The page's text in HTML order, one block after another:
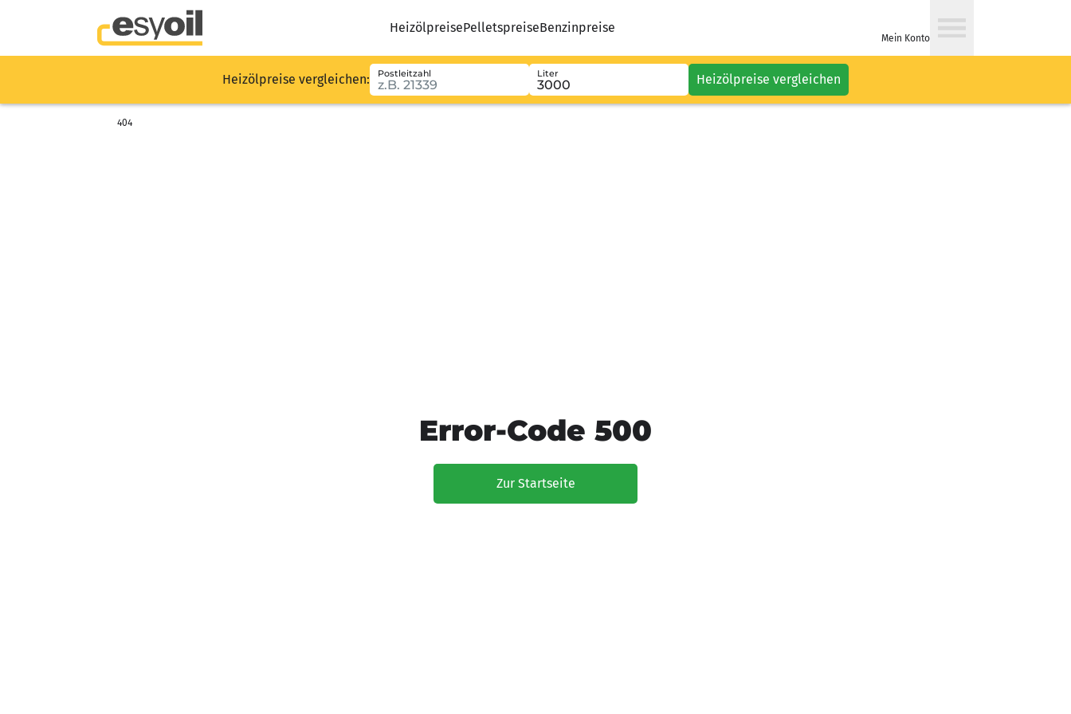
HeizölpreisePelletspreiseBenzinpreise
Mein Konto
Heizölpreise vergleichen: Postleitzahl Liter Heizölpreise vergleichen
404
Error-Code 500
Zur Startseite